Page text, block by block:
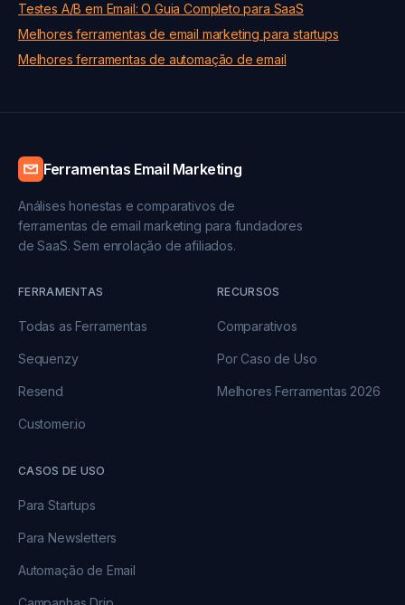
Testes A/B em Email: O Guia Completo para SaaS
Melhores ferramentas de email marketing para startups
Melhores ferramentas de automação de email
Ferramentas Email Marketing
Análises honestas e comparativos de
ferramentas de email marketing para fundadores
de SaaS. Sem enrolação de afiliados.
FERRAMENTAS
Todas as Ferramentas
Sequenzy
Resend
Customer.io
RECURSOS
Comparativos
Por Caso de Uso
Melhores Ferramentas 2026
CASOS DE USO
Para Startups
Para Newsletters
Automação de Email